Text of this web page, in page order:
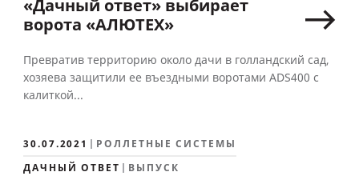
«Дачный ответ» выбирает
ворота «АЛЮТЕХ»
Превратив территорию около дачи в голландский сад,
хозяева защитили ее въездными воротами ADS400 с
калиткой...
30.07.2021
РОЛЛЕТНЫЕ СИСТЕМЫ
ДАЧНЫЙ ОТВЕТ
ВЫПУСК